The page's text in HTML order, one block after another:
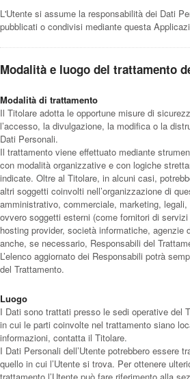
L'Utente si assume la responsabilità dei Dati
pubblicati o condivisi mediante questa
Modalità e luogo del trattamento
Modalità di trattamento
Il Titolare adotta le opportune misure di
l’accesso, la divulgazione, la modifica o la
Dati Personali.
Il trattamento viene effettuato mediante
con modalità organizzative e con logiche
indicate. Oltre al Titolare, in alcuni casi,
altri soggetti coinvolti nell’organizzazione di
amministrativo, commerciale, marketing,
ovvero soggetti esterni (come fornitori di
hosting provider, società informatiche, agenzie
anche, se necessario, Responsabili del
L’elenco aggiornato dei Responsabili potrà
del Trattamento.
Luogo
I Dati sono trattati presso le sedi operative del
in cui le parti coinvolte nel trattamento siano
informazioni, contatta il Titolare.
I Dati Personali dell’Utente potrebbero essere
quello in cui l’Utente si trova. Per ottenere